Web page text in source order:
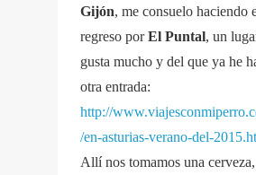
Gijón, me consuelo haciendo
regreso porEl Puntal, un
gusta mucho y del que ya he
otra entrada:
http://
/en-asturias-verano-del-
Allí nos tomamos una